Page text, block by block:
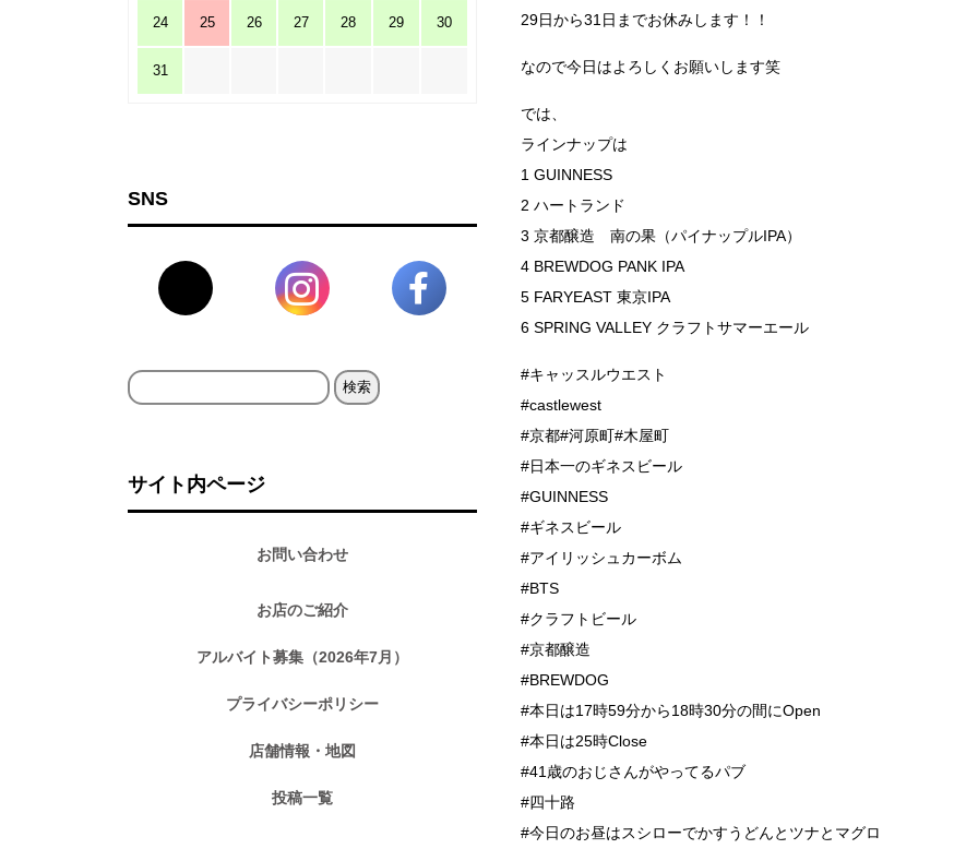
29日から31日までお休みします！！
なので今日はよろしくお願いします笑
では、
ラインナップは
1 GUINNESS
2 ハートランド
3 京都醸造 南の果（パイナップルIPA）
4 BREWDOG PANK IPA
5 FARYEAST 東京IPA
6 SPRING VALLEY クラフトサマーエール
#キャッスルウエスト
#castlewest
#京都#河原町#木屋町
#日本一のギネスビール
#GUINNESS
#ギネスビール
#アイリッシュカーボム
#BTS
#クラフトビール
#京都醸造
#BREWDOG
#本日は17時59分から18時30分の間にOpen
#本日は25時Close
#41歳のおじさんがやってるパブ
#四十路
#今日のお昼はスシローでかすうどんとツナとマグロ
24 25 26 27 28 29 30
31
SNS
検
サイト内ページ
お問い合わせ
お店のご紹介
アルバイト募集（2026年7月）
プライバシーポリシー
店舗情報・地図
投稿一覧